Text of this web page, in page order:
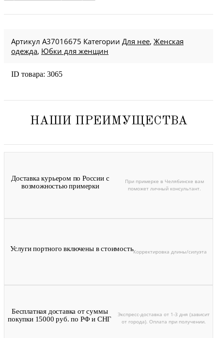
Артикул A37016675 Категории Для нее, Женская
одежда, Юбки для женщин
ID товара: 3065
НАШИ ПРЕИМУЩЕСТВА
Доставка курьером по России с
возможностью примерки
При примерке в Челябинске вам
поможет личный консультант.
Услуги портного включены в стоимостьКорректировка длины/силуэта
Бесплатная доставка от суммы
покупки 15000 руб. по РФ и СНГ
Экспресс-доставка от 1-3 дня (зависит
от города). Оплата при получении.